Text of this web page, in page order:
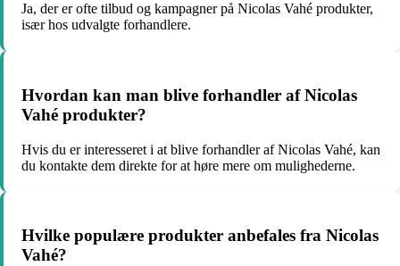
Ja, der er ofte tilbud og kampagner på Nicolas Vahé produkter,
især hos udvalgte forhandlere.
Hvordan kan man blive forhandler af Nicolas
Vahé produkter?
Hvis du er interesseret i at blive forhandler af Nicolas Vahé, kan
du kontakte dem direkte for at høre mere om mulighederne.
Hvilke populære produkter anbefales fra Nicolas
Vahé?